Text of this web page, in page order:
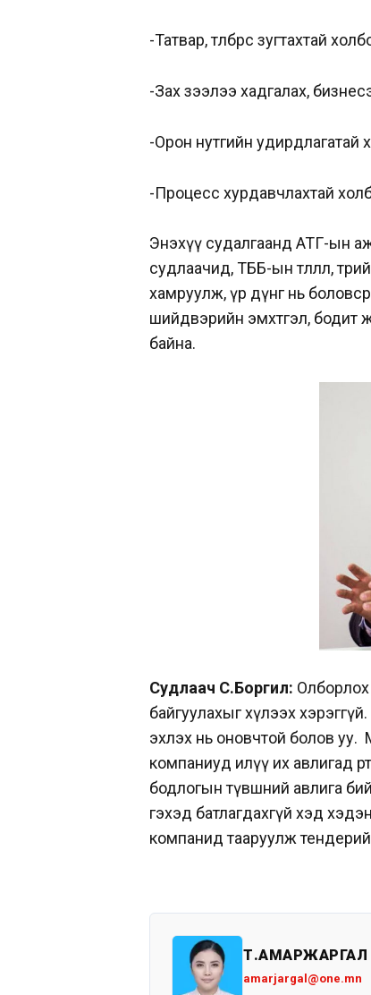
-Татвар, төлбөрөөс зугтахтай
-Зах зээлээ хадгалах,
-Орон нутгийн удирдлагатай
-Процесс хурдавчлахтай
Энэхүү судалгаанд АТГ-ын
судлаачид, ТББ-ын төлөөлөл,
хамруулж, үр дүнг нь
шийдвэрийн эмхтгэл, бодит
байна.
Судлаач С.Боргил:
байгуулахыг хүлээх
эхлэх нь оновчтой болов уу.
компаниуд илүү их авлигад
бодлогын түвшний авлига
гэхэд батлагдахгүй хэд
компанид тааруулж тендерийн
Т.АМАРЖАРГАЛ
amarjargal@one.mn